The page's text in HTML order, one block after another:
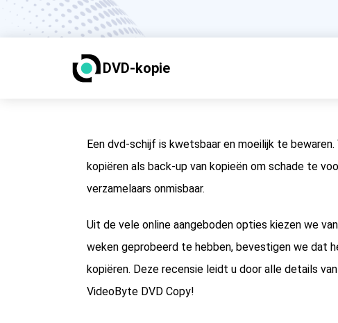
DVD-kopie
Een dvd-schijf is kwetsbaar en moeilijk te
kopiëren als back-up van kopieën om schade te
verzamelaars onmisbaar.
Uit de vele online aangeboden opties kiezen we
weken geprobeerd te hebben, bevestigen we dat
kopiëren. Deze recensie leidt u door alle details
VideoByte DVD Copy!